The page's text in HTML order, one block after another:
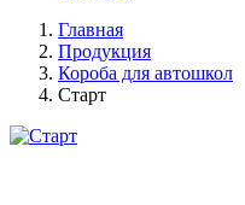
Главная
Продукция
Короба для автошкол
Старт